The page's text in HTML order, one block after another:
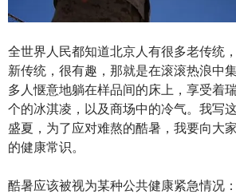
全世界人民都知道北京人有很多老传统
新传统，很有趣，那就是在滚滚热浪中
多人惬意地躺在样品间的床上，享受着
个的冰淇凌，以及商场中的冷气。我写
盛夏，为了应对难熬的酷暑，我要向大
的健康常识。
酷暑应该被视为某种公共健康紧急情况